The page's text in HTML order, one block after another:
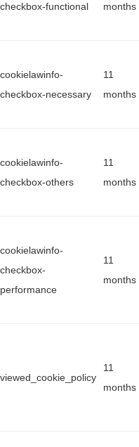
checkbox-functional
months
cookielawinfo-
checkbox-necessary
11
months
cookielawinfo-
checkbox-others
11
months
cookielawinfo-
checkbox-
performance
11
months
viewed_cookie_policy
11
months